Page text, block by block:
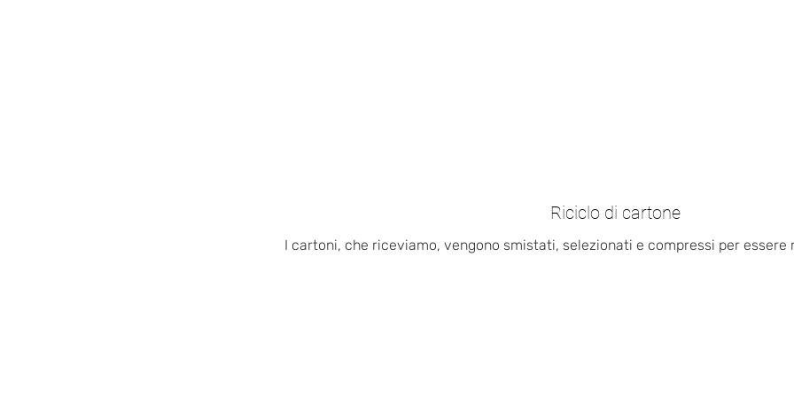
Riciclo di cartone
I cartoni, che riceviamo, vengono smistati, selezionati e compressi per essere